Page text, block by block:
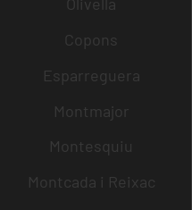
Copons
Esparreguera
Montmajor
Montesquiu
Montcada i Reixac